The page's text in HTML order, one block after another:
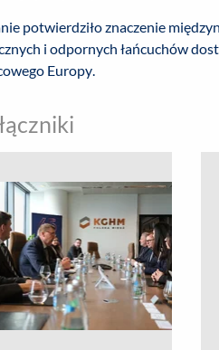
potwierdziło znaczenie
i odpornych łańcuchów
Europy.